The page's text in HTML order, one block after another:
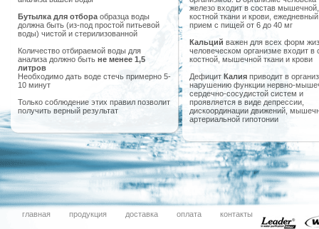
Бутылка для отбора образца воды
должна быть (из-под простой питьевой
воды) чистой и стерилизованной
Количество отбираемой воды для
анализа должно быть не менее 1,5
литров
Необходимо дать воде стечь примерно 5-
10 минут
Только соблюдение этих правил позволит
получить верный результат
железо входит в состав мышечной,
костной ткани и крови, ежедневный
прием с пищей от 6 до 40 мг
Кальций важен для всех форм
человеческом организме входит в
костной, мышечной ткани и крови
Дефицит Калия приводит в
нарушению функции нервно-
сердечно-сосудистой систем и
проявляется в виде депрессии,
дискоординации движений,
артериальной гипотонии
главная продукция доставка оплата контакты